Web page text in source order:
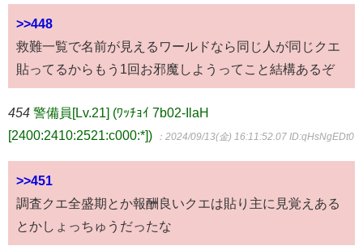
>>448
救難一覧で名前が見えるワールドなら同じ人が同じクエ
貼ってるからもう1回お邪魔しようってこと結構あるぞ
454 警備員[Lv.21] (ﾜｯﾁｮｲ 7b02-IlaH
[2400:2410:2521:c000:*])
：2024/09/13(金) 16:11:52.07 ID:qHsNgEDt0
>>451
調査クエ全盛期とか報酬良いクエは貼り主に見覚えある
とかしょっちゅうだったな